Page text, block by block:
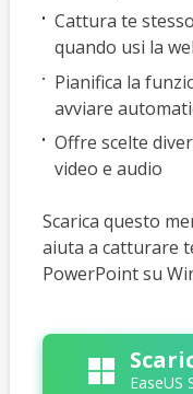
Cattura te
quando usi la
Pianifica la
avviare
Offre scelte
video e audio
Scarica questo
aiuta a catturare
PowerPoint su
EaseUS